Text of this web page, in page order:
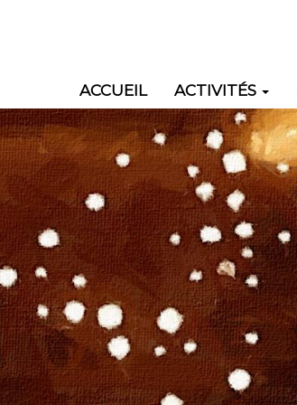
Main
navigation
ACCUEIL ACTIVITÉS